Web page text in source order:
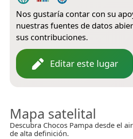
Nos gustaría contar con su
nuestras fuentes de datos
sus contribuciones.
Editar este lugar
Mapa satelital
Descubra Chocos Pampa desde el
de alta definición.